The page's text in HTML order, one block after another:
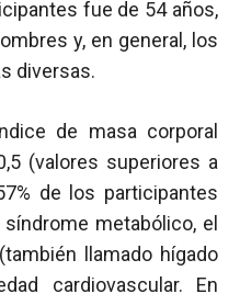
fue de 54 años,
y, en general, los
diversas.
de masa corporal
(valores superiores a
de los participantes
metabólico, el
llamado hígado
cardiovascular. En